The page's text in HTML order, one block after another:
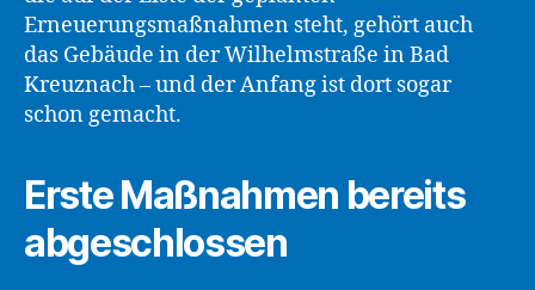
Erneuerungsmaßnahmen steht, gehört auch
das Gebäude in der Wilhelmstraße in Bad
Kreuznach – und der Anfang ist dort sogar
schon gemacht.
Erste Maßnahmen bereits
abgeschlossen